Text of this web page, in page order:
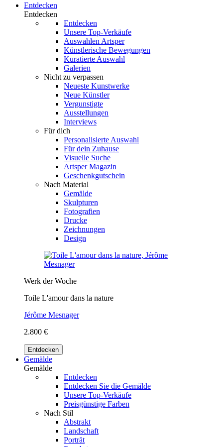
Entdecken
Entdecken
Entdecken
Unsere Top-Verkäufe
Auswahlen Artsper
Künstlerische Bewegungen
Kuratierte Auswahl
Galerien
Nicht zu verpassen
Neueste Kunstwerke
Neue Künstler
Vergunstigte
Ausstellungen
Interviews
Für dich
Personalisierte Auswahl
Für dein Zuhause
Visuelle Suche
Artsper Magazin
Geschenkgutschein
Nach Material
Gemälde
Skulpturen
Fotografien
Drucke
Zeichnungen
Design
Werk der Woche
Toile L'amour dans la nature
Jérôme Mesnager
2.800 €
Entdecken
Gemälde
Gemälde
Entdecken
Entdecken Sie die Gemälde
Unsere Top-Verkäufe
Preisgünstige Farben
Nach Stil
Abstrakt
Landschaft
Porträt